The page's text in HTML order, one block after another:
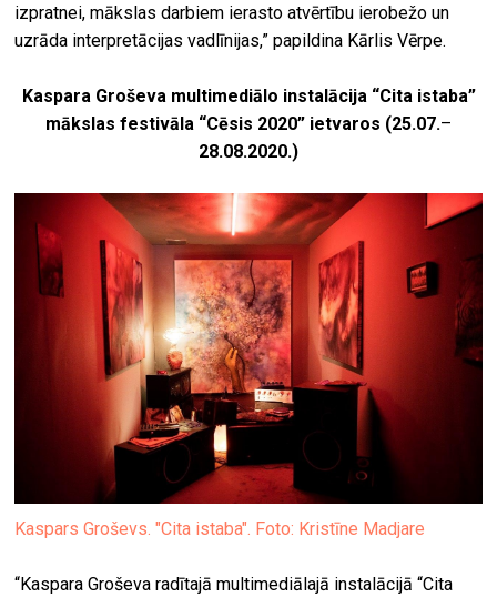
izpratnei, mākslas darbiem ierasto atvērtību ierobežo un
uzrāda interpretācijas vadlīnijas,” papildina Kārlis Vērpe.
Kaspara Groševa multimediālo instalācija “Cita istaba”
mākslas festivāla “Cēsis 2020” ietvaros (25.07.–
28.08.2020.)
Kaspars Groševs. "Cita istaba". Foto: Kristīne Madjare
“Kaspara Groševa radītajā multimediālajā instalācijā “Cita